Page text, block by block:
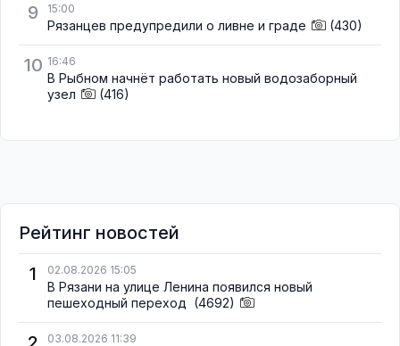
9 15:00
Рязанцев предупредили о ливне и граде (430)
10 16:46
В Рыбном начнёт работать новый водозаборный
узел
(416)
Рейтинг новостей
1
02.08.2026 15:05
В Рязани на улице Ленина появился новый
пешеходный переход (4692)
03.08.2026 11:39